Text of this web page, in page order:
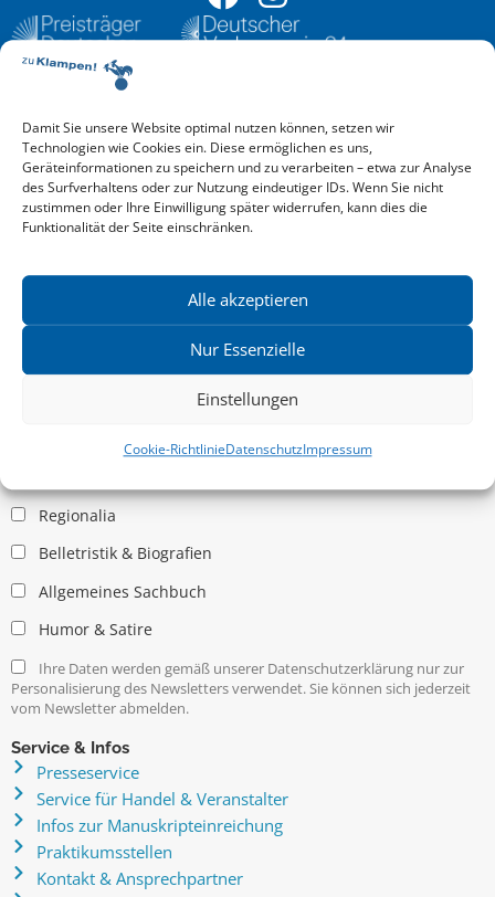
Damit Sie unsere Website optimal nutzen können, setzen wir
Technologien wie Cookies ein. Diese ermöglichen es uns,
Geräteinformationen zu speichern und zu verarbeiten – etwa zur Analyse
des Surfverhaltens oder zur Nutzung eindeutiger IDs. Wenn Sie nicht
zustimmen oder Ihre Einwilligung später widerrufen, kann dies die
Funktionalität der Seite einschränken.
Alle akzeptieren
Nur Essenzielle
Einstellungen
Cookie-RichtlinieDatenschutzImpressum
Aktuelle Vorschau
Entdecken Sie das aktuelle zu-Klampen!-Verlagsprogramm.
Hier finden Sie die Verlagsvorschau – einfach direkt online
reinlesen oder herunterladen.
Download: Vorschau zu Klampen! Herbst 2026
Mehr aktuelle Vorschauen ansehen
News zu aktuellen Neuheiten und Nachrichten im zu Klampen!
Verlag – jederzeit wieder abbestellbar.
Kritische Theorie / Philosophie
Regionalia
Belletristik & Biografien
Allgemeines Sachbuch
Humor & Satire
Ihre Daten werden gemäß unserer Datenschutzerklärung nur zur
Personalisierung des Newsletters verwendet. Sie können sich jederzeit
vom Newsletter abmelden.
Service & Infos
Presseservice
Service für Handel & Veranstalter
Infos zur Manuskripteinreichung
Praktikumsstellen
Kontakt & Ansprechpartner